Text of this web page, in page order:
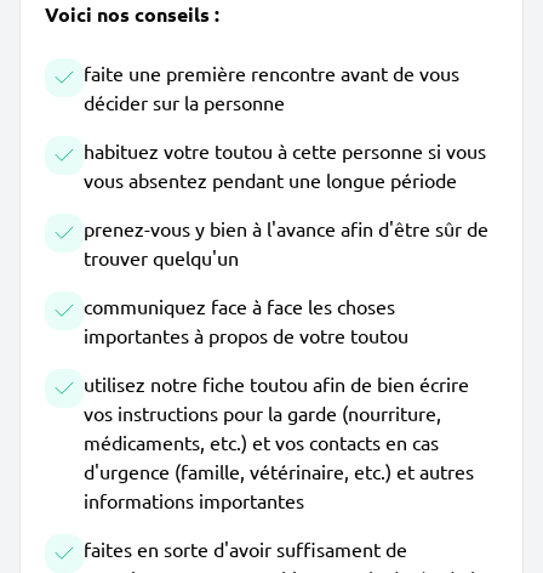
Voici nos conseils :
faite une première rencontre avant de vous
décider sur la personne
habituez votre toutou à cette personne si vous
vous absentez pendant une longue période
prenez-vous y bien à l'avance afin d'être sûr de
trouver quelqu'un
communiquez face à face les choses
importantes à propos de votre toutou
utilisez notre fiche toutou afin de bien écrire
vos instructions pour la garde (nourriture,
médicaments, etc.) et vos contacts en cas
d'urgence (famille, vétérinaire, etc.) et autres
informations importantes
faites en sorte d'avoir suffisament de